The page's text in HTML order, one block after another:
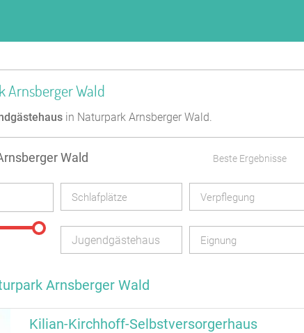
Arnsberger Wald
in Naturpark Arnsberger Wald.
Wald Beste Ergebnisse
Schlafplätze Verpflegung
Jugendgästehaus Eignung
Arnsberger Wald
Kilian-Kirchhoff-Selbstversorgerhaus